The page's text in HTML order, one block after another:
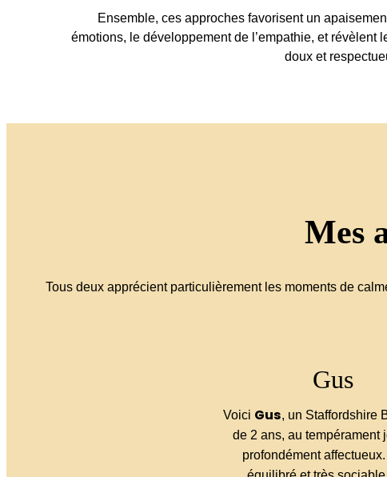
Ensemble, ces approches favorisent un
émotions, le développement de l’empathie, et révèlent
doux et
Mes
Tous deux apprécient particulièrement les moments de
Gus
Voici Gus, un Staffordshire
de 2 ans, au tempérament
profondément